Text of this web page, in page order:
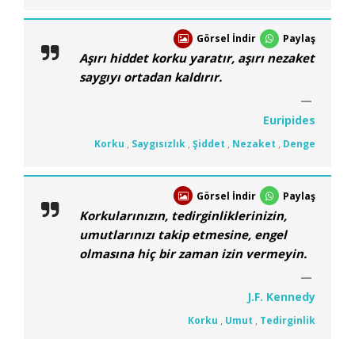
Görsel İndir Paylaş
Aşırı hiddet korku yaratır, aşırı nezaket
saygıyı ortadan kaldırır.
Euripides
Korku , Saygısızlık , Şiddet , Nezaket , Denge
Görsel İndir Paylaş
Korkularınızın, tedirginliklerinizin,
umutlarınızı takip etmesine, engel
olmasına hiç bir zaman izin vermeyin.
J.F. Kennedy
Korku , Umut , Tedirginlik